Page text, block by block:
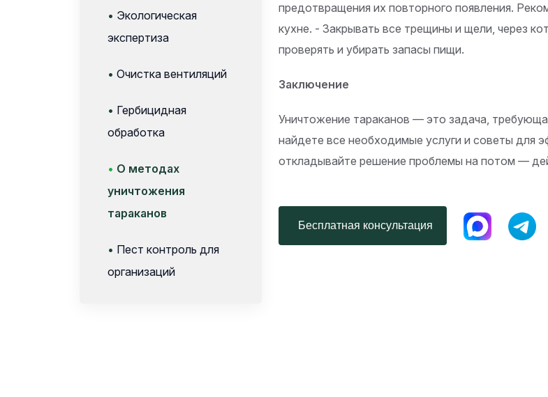
• Экологическая
экспертиза
• Очистка вентиляций
• Гербицидная
обработка
• О методах
уничтожения
тараканов
• Пест контроль для
организаций
предотвращения их повторного появления.
кухне. - Закрывать все трещины и щели, через
проверять и убирать запасы пищи.
Заключение
Уничтожение тараканов — это задача,
найдете все необходимые услуги и советы для
откладывайте решение проблемы на потом —
Бесплатная консультация